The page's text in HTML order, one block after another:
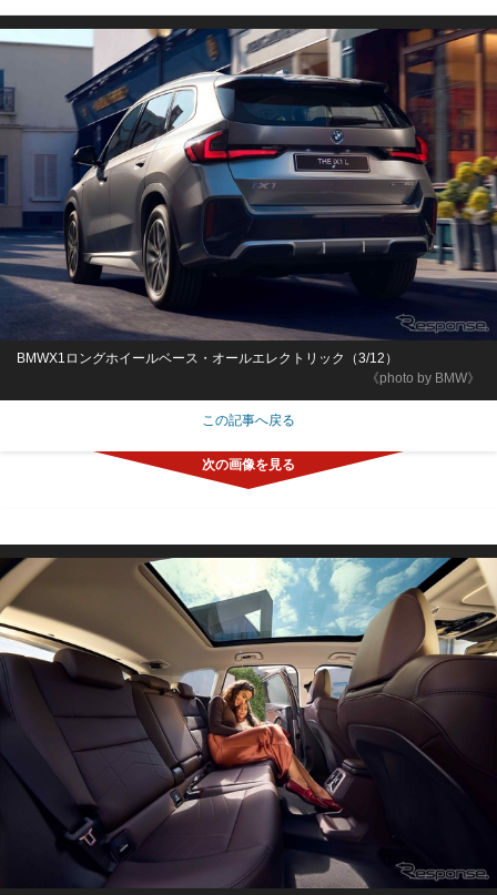
《photo by BMW》
BMWX1ロングホイールベース・オールエレクトリック（3/12）
この記事へ戻る